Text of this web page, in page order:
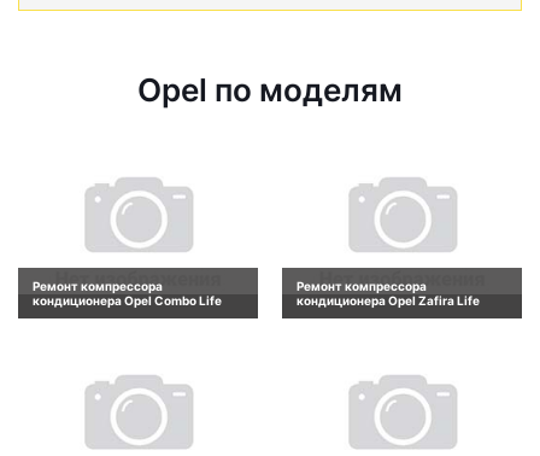
Opel по моделям
Ремонт компрессора
кондиционера Opel Combo Life
Ремонт компрессора
кондиционера Opel Zafira Life